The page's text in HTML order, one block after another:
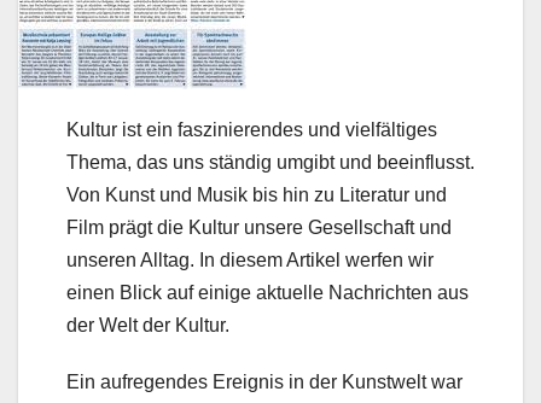
Kultur ist ein faszinierendes und vielfältiges
Thema, das uns ständig umgibt und beeinflusst.
Von Kunst und Musik bis hin zu Literatur und
Film prägt die Kultur unsere Gesellschaft und
unseren Alltag. In diesem Artikel werfen wir
einen Blick auf einige aktuelle Nachrichten aus
der Welt der Kultur.
Ein aufregendes Ereignis in der Kunstwelt war